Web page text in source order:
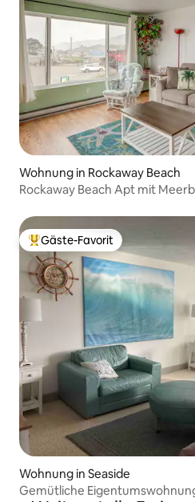
Wohnung in Rockaway Beach
Rockaway Beach Apt mit
Beliebter Gäste-Favorit.
Gäste-Favorit
Wohnung in Seaside
Gemütliche